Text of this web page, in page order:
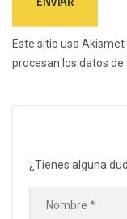
Este sitio usa
procesan los datos
¿Tienes alguna